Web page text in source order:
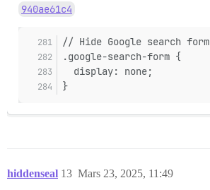
940ae61c4
// Hide Google search form
.google-search-form {
  display: none;
}
hiddenseal Mars 23, 2025, 11:49
13